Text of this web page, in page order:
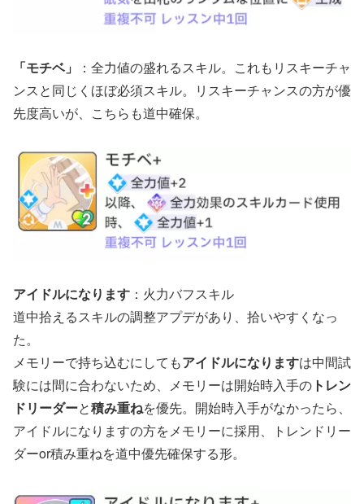
「モチベ」
：全力値の盛れるスキル。これもリスキーチャ
ンスと同じくほぼ必須スキル。リスキーチャンスの方が優
先度高いが、こちらも道中確保。
アイドルになります ：火力バフスキル
道中拾えるスキルの調整アプデがあり、拾いやすくなっ
た。
メモリーで持ち込むにしてもアイドルになりますは中間試
験には間に合わないため、メモリーは開始時入手の トレン
ドリーダーと積み重ねを優先。開始時入手がなかったら、
アイドルになりますの方をメモリーに採用、トレンドリー
ダーor積み重ねを道中優先確保する形。